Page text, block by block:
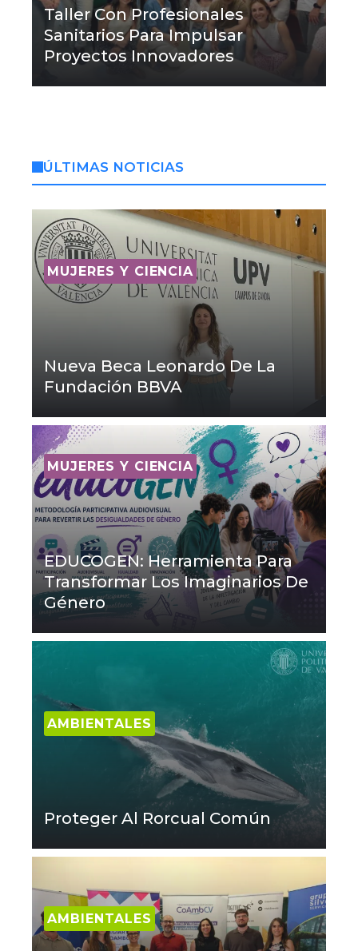
Taller Con Profesionales
Sanitarios Para Impulsar
Proyectos Innovadores
ÚLTIMAS NOTICIAS
MUJERES Y CIENCIA
Nueva Beca Leonardo De La
Fundación BBVA
MUJERES Y CIENCIA
EDUCOGEN: Herramienta Para
Transformar Los Imaginarios De
Género
AMBIENTALES
Proteger Al Rorcual Común
AMBIENTALES